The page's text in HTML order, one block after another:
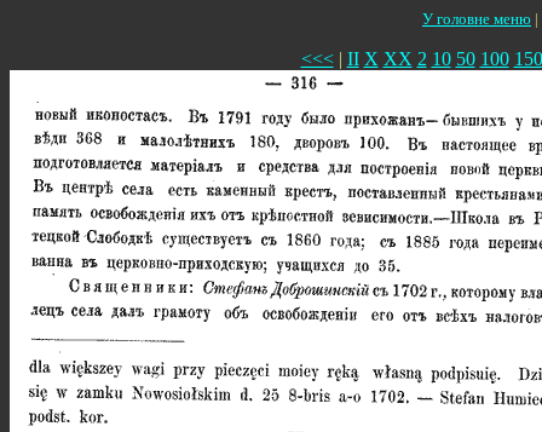
У головне меню |
<<<| II X XX 2 10 50 100 150